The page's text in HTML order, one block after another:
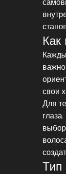
Как
важно
свои
Для
Тип